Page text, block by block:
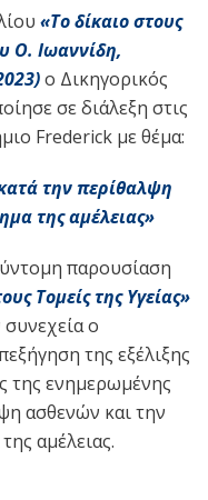
«Το δίκαιο στους
Ο. Ιωαννίδη,
o Δικηγορικός
σε διάλεξη στις
Frederick με θέμα:
την περίθαλψη
της αμέλειας»
παρουσίαση
Τομείς της Υγείας»
συνεχεία ο
της εξέλιξης
της ενημερωμένης
ασθενών και την
αμέλειας.